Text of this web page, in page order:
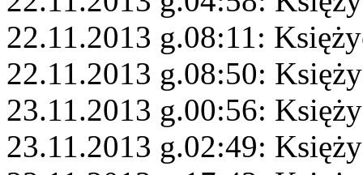
22.11.2013 g.08:11:
22.11.2013 g.08:50:
23.11.2013 g.00:56:
23.11.2013 g.02:49: